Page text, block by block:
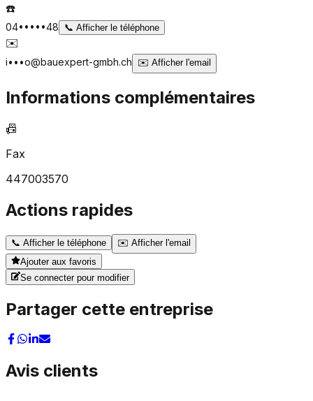
☎️
04•••••48 📞 Afficher le téléphone
✉️
i•••o@bauexpert-gmbh.ch ✉️ Afficher l'email
Informations complémentaires
📠
Fax
447003570
Actions rapides
📞 Afficher le téléphone ✉️ Afficher l'email
Ajouter aux favoris
Se connecter pour modifier
Partager cette entreprise
Avis clients